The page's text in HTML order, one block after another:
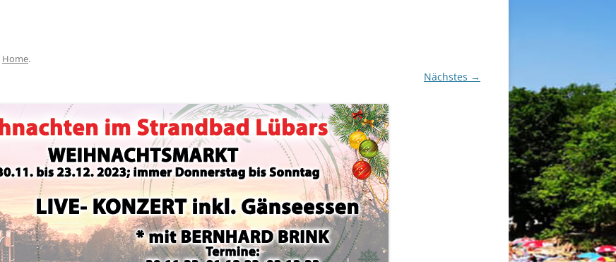
Home.
Nächstes →